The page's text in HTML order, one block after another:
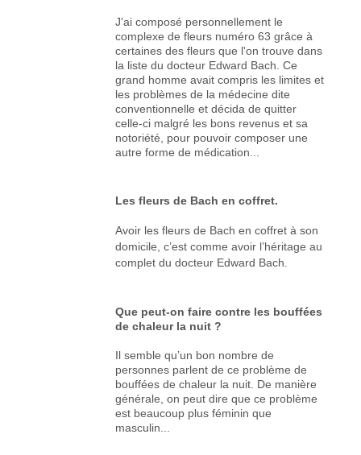
J'ai composé personnellement le
complexe de fleurs numéro 63 grâce à
certaines des fleurs que l'on trouve dans
la liste du docteur Edward Bach. Ce
grand homme avait compris les limites et
les problèmes de la médecine dite
conventionnelle et décida de quitter
celle-ci malgré les bons revenus et sa
notoriété, pour pouvoir composer une
autre forme de médication...
Les fleurs de Bach en coffret.
Avoir les fleurs de Bach en coffret à son
domicile, c’est comme avoir l’héritage au
complet du docteur Edward Bach.
Que peut-on faire contre les bouffées
de chaleur la nuit ?
Il semble qu’un bon nombre de
personnes parlent de ce problème de
bouffées de chaleur la nuit. De manière
générale, on peut dire que ce problème
est beaucoup plus féminin que
masculin...